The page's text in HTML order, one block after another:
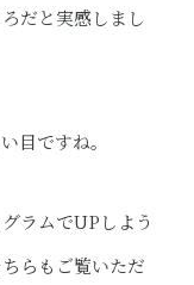
だと実感しまし
目ですね。
ラムでUPしよう
らもご覧いただ